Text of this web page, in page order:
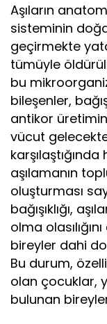
Aşıların
sisteminin
geçirmekte
tümüyle
bu
bileşenler,
antikor
vücut
aşılamanın
oluşturması
bağışıklığı,
olma
bireyler dahi
Bu durum,
olan çocuklar,
bulunan